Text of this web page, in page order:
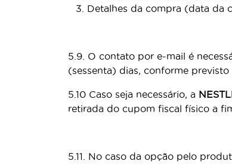
Detalhes da compra (data da
5.9. O contato por e-mail é
(sessenta) dias, conforme previsto
5.10 Caso seja necessário, a
retirada do cupom fiscal físico a
5.11. No caso da opção pelo